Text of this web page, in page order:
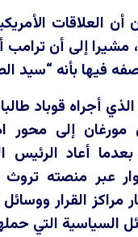
العلاقات
إلى أن ترامب
فيها بأنه “سيد
أجراه قوباد
مورغان إلى محور
أعاد الرئيس
عبر منصته
القرار ووسائل
السياسية التي